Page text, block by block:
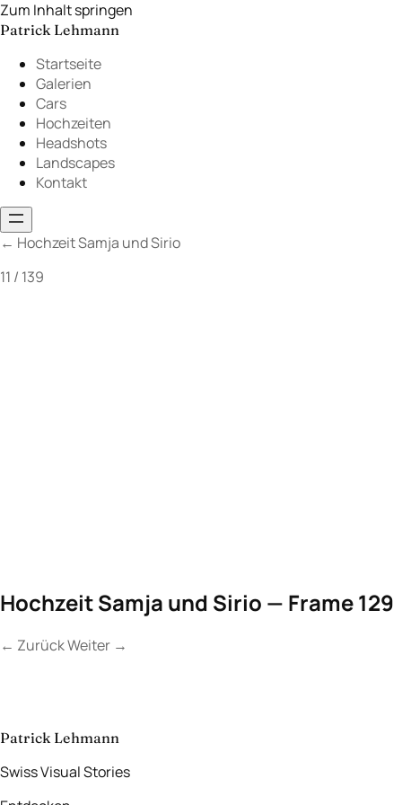
Zum Inhalt springen
Patrick Lehmann
Startseite
Galerien
Cars
Hochzeiten
Headshots
Landscapes
Kontakt
← Hochzeit Samja und Sirio
11 / 139
Hochzeit Samja und Sirio — Frame 129
← ZurückWeiter →
aufnehmen→
Patrick Lehmann
Swiss Visual Stories